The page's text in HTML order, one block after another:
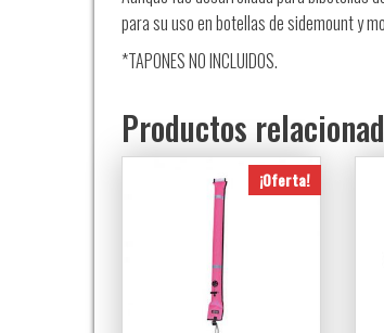
para su uso en botellas de sidemount y
*TAPONES NO INCLUIDOS.
Productos
¡Oferta!